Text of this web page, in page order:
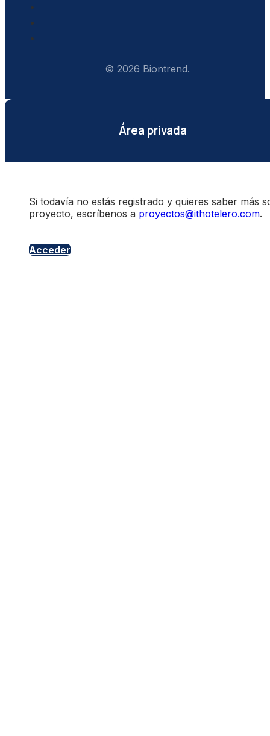
© 2026 Biontrend.
Área privada
Si todavía no estás registrado y quieres saber más
proyecto, escríbenos a proyectos@ithotelero.com.
Acceder